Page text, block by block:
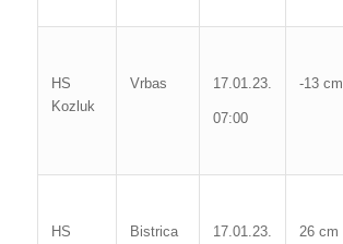
HS
Kozluk
Vrbas 17.01.23.
07:00
-13 cm
HS
Bistrica 17.01.23. 26 cm